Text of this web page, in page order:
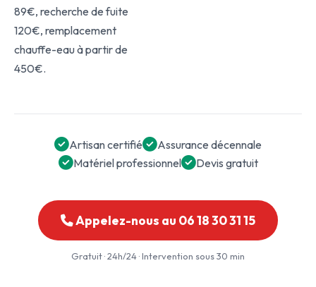
89€, recherche de fuite
120€, remplacement
chauffe-eau à partir de
450€.
Artisan certifié
Assurance décennale
Matériel professionnel
Devis gratuit
Appelez-nous au 06 18 30 31 15
Gratuit · 24h/24 · Intervention sous 30 min